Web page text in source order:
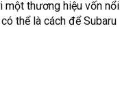
một thương hiệu vốn nổi
thể là cách để Subaru